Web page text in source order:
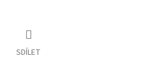
SDÍLET